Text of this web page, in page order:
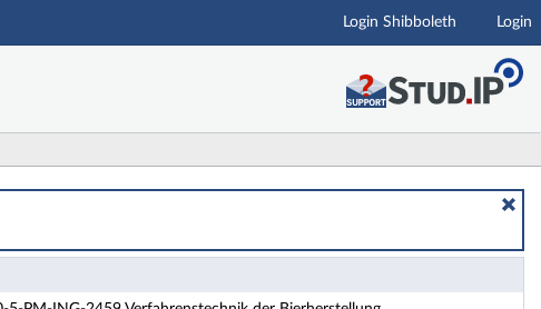
Login Shibboleth Login
- Details